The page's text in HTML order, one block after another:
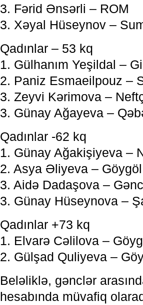
3. Fərid Ənsərli – ROM
3. Xəyal Hüseynov –
Qadınlar – 53 kq
1. Gülhanım Yeşildal –
2. Paniz Esmaeilpouz –
3. Zeyvi Kərimova –
3. Günay Ağayeva –
Qadınlar -62 kq
1. Günay Ağakişiyeva –
2. Asya Əliyeva – Göygöl
3. Aidə Dadaşova –
3. Günay Hüseynova –
Qadınlar +73 kq
1. Elvarə Cəlilova –
2. Gülşad Quliyeva –
Beləliklə, gənclər
hesabında müvafiq